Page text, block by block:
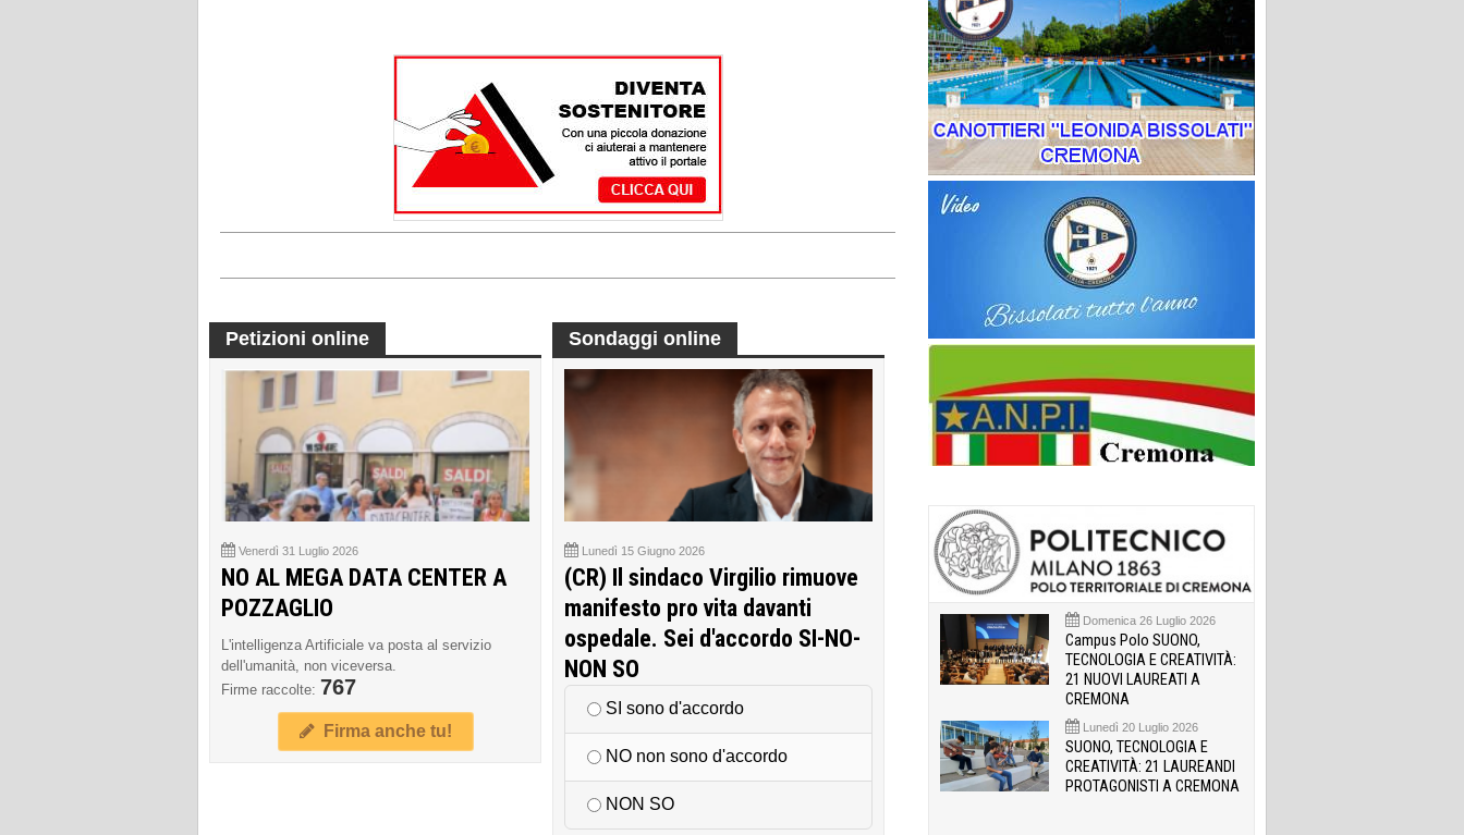
Petizioni online
Venerdì 31 Luglio 2026
NO AL MEGA DATA CENTER A
POZZAGLIO
L'intelligenza Artificiale va posta al servizio
dell'umanità, non viceversa.
Firme raccolte: 767
Firma anche tu!
Sondaggi online
Lunedì 15 Giugno 2026
(CR) Il sindaco Virgilio rimuove
manifesto pro vita davanti
ospedale. Sei d'accordo SI-NO-
NON SO
SI sono d'accordo
NO non sono d'accordo
NON SO
Domenica 26 Luglio 2026
Campus Polo SUONO,
TECNOLOGIA E CREATIVITÀ:
21 NUOVI LAUREATI A
CREMONA
Lunedì 20 Luglio 2026
SUONO, TECNOLOGIA E
CREATIVITÀ: 21 LAUREANDI
PROTAGONISTI A CREMONA